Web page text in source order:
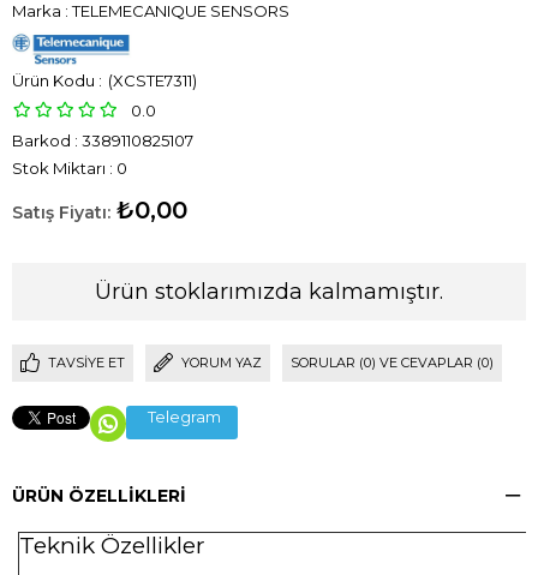
Marka : TELEMECANIQUE SENSORS
(XCSTE7311)
0.0
Barkod : 3389110825107
Stok Miktarı : 0
₺0,00
Ürün stoklarımızda kalmamıştır.
TAVSIYE ET YORUM YAZ SORULAR (0) VE CEVAPLAR (0)
Telegram
ÜRÜN ÖZELLIKLERI
Teknik Özellikler